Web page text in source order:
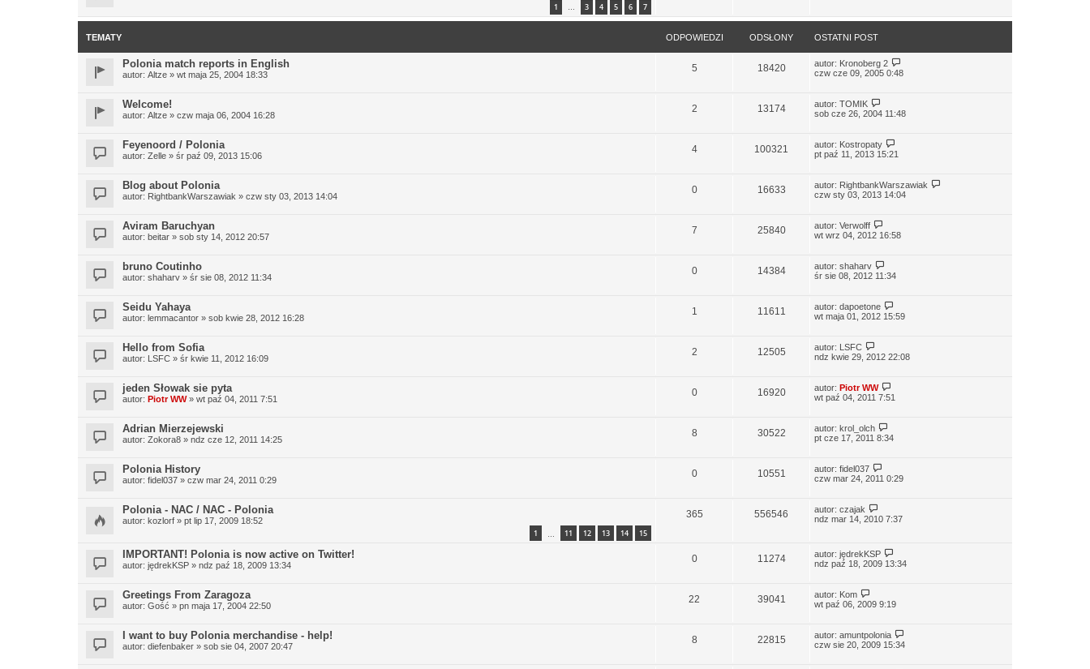
1 … 3 4 5 6 7
TEMATY ODPOWIEDZI ODSŁONY OSTATNI POST
Polonia match reports in English
autor: Altze » wt maja 25, 2004 18:33
5 18420 autor: Kronoberg 2
czw cze 09, 2005 0:48
Welcome!
autor: Altze » czw maja 06, 2004 16:28
2 13174 autor: TOMIK
sob cze 26, 2004 11:48
Feyenoord / Polonia
autor: Zelle » śr paź 09, 2013 15:06
4 100321 autor: Kostropaty
pt paź 11, 2013 15:21
Blog about Polonia
autor: RightbankWarszawiak » czw sty 03, 2013 14:04
0 16633 autor: RightbankWarszawiak
czw sty 03, 2013 14:04
Aviram Baruchyan
autor: beitar » sob sty 14, 2012 20:57
7 25840 autor: Verwolff
wt wrz 04, 2012 16:58
bruno Coutinho
autor: shaharv » śr sie 08, 2012 11:34
0 14384 autor: shaharv
śr sie 08, 2012 11:34
Seidu Yahaya
autor: lemmacantor » sob kwie 28, 2012 16:28
1 11611 autor: dapoetone
wt maja 01, 2012 15:59
Hello from Sofia
autor: LSFC » śr kwie 11, 2012 16:09
2 12505 autor: LSFC
ndz kwie 29, 2012 22:08
jeden Słowak sie pyta
autor: Piotr WW» wt paź 04, 2011 7:51
0 16920 autor: Piotr WW
wt paź 04, 2011 7:51
Adrian Mierzejewski
autor: Zokora8 » ndz cze 12, 2011 14:25
8 30522 autor: krol_olch
pt cze 17, 2011 8:34
Polonia History
autor: fidel037 » czw mar 24, 2011 0:29
0 10551 autor: fidel037
czw mar 24, 2011 0:29
Polonia - NAC / NAC - Polonia
autor: kozlorf » pt lip 17, 2009 18:52
1 11 12 13 14 15
365 556546 autor: czajak
ndz mar 14, 2010 7:37
IMPORTANT! Polonia is now active on Twitter!
autor: jędrekKSP » ndz paź 18, 2009 13:34
0 11274 autor: jędrekKSP
ndz paź 18, 2009 13:34
Greetings From Zaragoza
autor: Gość » pn maja 17, 2004 22:50
22 39041 autor: Kom
wt paź 06, 2009 9:19
I want to buy Polonia merchandise - help!
autor: diefenbaker » sob sie 04, 2007 20:47
8 22815 autor: amuntpolonia
czw sie 20, 2009 15:34